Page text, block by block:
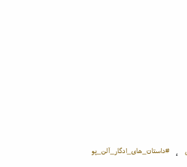
، #داستان_های_ادگار_آلن_پو